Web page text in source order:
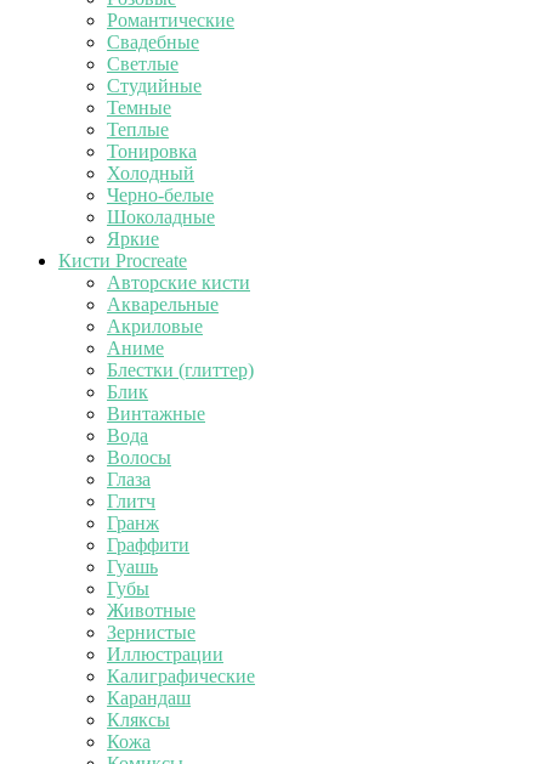
Романтические
Свадебные
Светлые
Студийные
Темные
Теплые
Тонировка
Холодный
Черно-белые
Шоколадные
Яркие
Кисти Procreate
Авторские кисти
Акварельные
Акриловые
Аниме
Блестки (глиттер)
Блик
Винтажные
Вода
Волосы
Глаза
Глитч
Гранж
Граффити
Гуашь
Губы
Животные
Зернистые
Иллюстрации
Калиграфические
Карандаш
Кляксы
Кожа